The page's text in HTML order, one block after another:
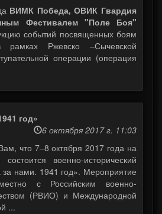
ВИМК Победа, ОВИК Гвардия
Фестивалем "Поле Боя"
событий посвященных боям
Ржевско –Сычевской
операции (операция
год»
6 октября 2017 г. 11:03
что 7–8 октября 2017 года на
военно-исторический
нами. 1941 год». Мероприятие
с Российским военно-
(РВИО) и Международной
...